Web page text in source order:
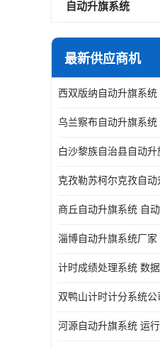
自动升旗系统
最新供应商机